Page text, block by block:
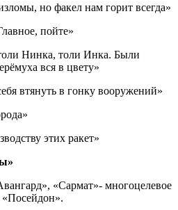
но факел нам горит всегда»
пойте»
Нинка, толи Инка. Были
вся в цвету»
втянуть в гонку вооружений»
этих ракет»
«Сармат»- многоцелевое
«Посейдон».